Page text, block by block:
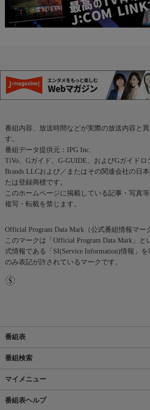
番組内容、放送時間などが実際の放送内容と
す。
番組データ提供元：IPG Inc.
TiVo、Gガイド、G-GUIDE、およびGガイドロ
Brands LLCおよび／またはその関連会社の日
たは登録商標です。
このホームページに掲載している記事・写真
複写・転載を禁じます。
Official Program Data Mark（公式番組情報マー
このマークは「Official Program Data Mark」
式情報である「SI(Service Information)情報」
のみ表記が許されているマークです。
番組表
番組検索
マイメニュー
番組表ヘルプ